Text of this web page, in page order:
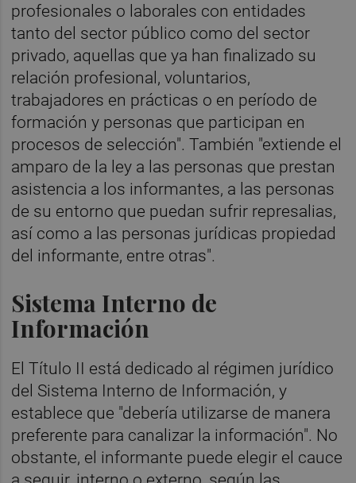
profesionales o laborales con entidades
tanto del sector público como del sector
privado, aquellas que ya han finalizado su
relación profesional, voluntarios,
trabajadores en prácticas o en período de
formación y personas que participan en
procesos de selección". También "extiende el
amparo de la ley a las personas que prestan
asistencia a los informantes, a las personas
de su entorno que puedan sufrir represalias,
así como a las personas jurídicas propiedad
del informante, entre otras".
Sistema Interno de
Información
El Título II está dedicado al régimen jurídico
del Sistema Interno de Información, y
establece que "debería utilizarse de manera
preferente para canalizar la información". No
obstante, el informante puede elegir el cauce